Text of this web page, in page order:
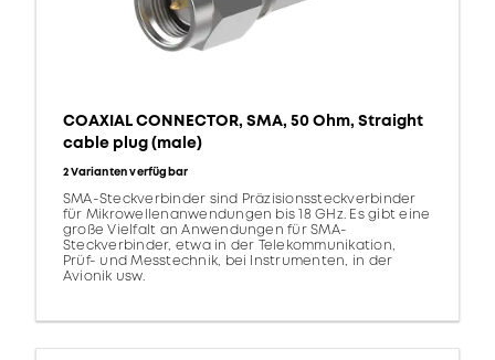
COAXIAL CONNECTOR, SMA, 50 Ohm, Straight
cable plug (male)
2 Varianten verfügbar
SMA-Steckverbinder sind Präzisionssteckverbinder
für Mikrowellenanwendungen bis 18 GHz. Es gibt eine
große Vielfalt an Anwendungen für SMA-
Steckverbinder, etwa in der Telekommunikation,
Prüf- und Messtechnik, bei Instrumenten, in der
Avionik usw.